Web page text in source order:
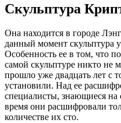
Скульптура
Она находится в городе
данный момент скульптура
Особенность ее в том, что
самой скульптуре никто не
прошло уже двадцать лет с
установили. Над ее
специалисты, знающиеся на
время они расшифровали
количестве их сто.